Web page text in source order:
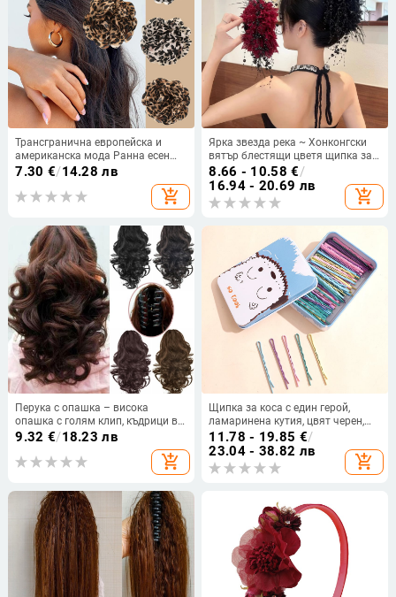
Трансгранична европейска и
американска мода Ранна есен
Ретро кафява тъкан с изгарящ
ръб Леопард Камелия Цвете Ръб
Клип Шапка Разширен
7.30 €/14.28 лв
add_shopping_cart
Ярка звезда река ~ Хонконгски
вятър блестящи цветя щипка за
хващане темперамент акула
щипка мрежа червена глава
дисплей за коса цвете аксесоари
за коса
8.66 - 10.58 €/
16.94 - 20.69 лв
add_shopping_cart
Перука с опашка – висока
опашка с голям клип, къдрици в
стил круша, PY599, Huxun,
9.32 €/18.23 лв
add_shopping_cart
Щипка за коса с един герой,
ламаринена кутия, цвят черен,
женски корейски бретон, щипка
за глава Hyon Ya Feng
11.78 - 19.85 €/
23.04 - 38.82 лв
add_shopping_cart